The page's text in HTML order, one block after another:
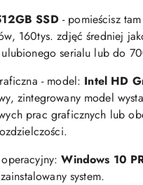
SSD - pomieścisz
160tys. zdjęć średniej
serialu lub do
- model: Intel HD
zintegrowany model
prac graficznych lub
operacyjny:Windows 10
system.